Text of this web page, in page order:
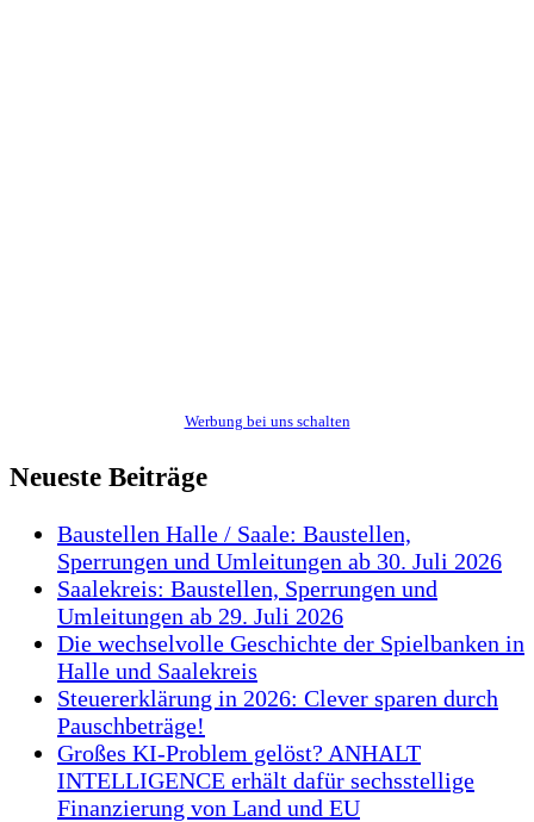
Werbung bei uns schalten
Neueste Beiträge
Baustellen Halle / Saale: Baustellen,
Sperrungen und Umleitungen ab 30. Juli 2026
Saalekreis: Baustellen, Sperrungen und
Umleitungen ab 29. Juli 2026
Die wechselvolle Geschichte der Spielbanken in
Halle und Saalekreis
Steuererklärung in 2026: Clever sparen durch
Pauschbeträge!
Großes KI-Problem gelöst? ANHALT
INTELLIGENCE erhält dafür sechsstellige
Finanzierung von Land und EU